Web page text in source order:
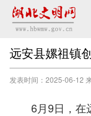
远安县嫘祖镇
发表时间：2025-06-12
6月9日，在